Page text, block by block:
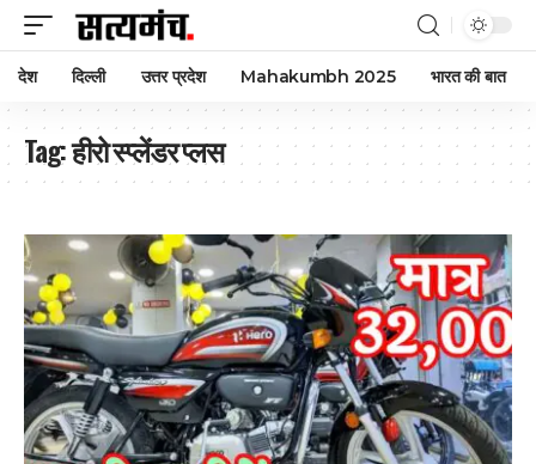
देश दिल्ली उत्तर प्रदेश Mahakumbh 2025 भारत की बात
Tag:हीरो स्प्लेंडर प्लस